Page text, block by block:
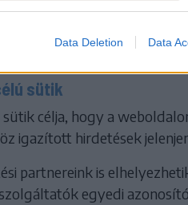
Data Deletion Data
google.com 1
sütik
célja, hogy a
igazított hirdetések
partnereink is
egyedi